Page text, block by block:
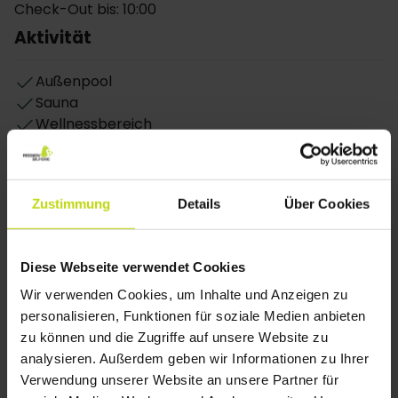
Zustimmung Details Über Cookies
Diese Webseite verwendet Cookies
Wir verwenden Cookies, um Inhalte und Anzeigen zu
personalisieren, Funktionen für soziale Medien anbieten
zu können und die Zugriffe auf unsere Website zu
analysieren. Außerdem geben wir Informationen zu Ihrer
Verwendung unserer Website an unsere Partner für
Außgangspunkt für Ausflüge. Von hier aus können Sie
in Kürze auch die Dolomiten erreichen. Das Parken
Zimmer
Alle Zimmer verfügen über Bad/WC, Telefon und TV.
Check-Out bis: 10:00
Aktivität
Außenpool
Sauna
Wellnessbereich
Massagen gegen Gebühr
Bereich
Nächste Bushaltestelle: 0.1 km (Scancio di
Zentrale Lage
Andere
Aufzug
Parken kostenlos